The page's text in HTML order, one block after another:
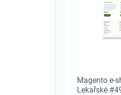
Magento e-
Lekařské